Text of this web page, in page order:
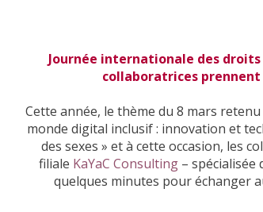
Journée internationale des
collaboratrices prennent
Cette année, le thème du 8 mars
monde digital inclusif : innovation et
des sexes » et à cette occasion, les
filiale KaYaC Consulting – spécialisée
quelques minutes pour échanger